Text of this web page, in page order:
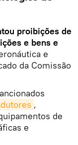
proibições de
e bens e
e
da Comissão
,
de
e